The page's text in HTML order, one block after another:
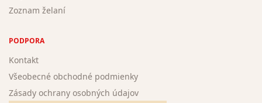
Zoznam želaní
PODPORA
Kontakt
Všeobecné obchodné podmienky
Zásady ochrany osobných údajov